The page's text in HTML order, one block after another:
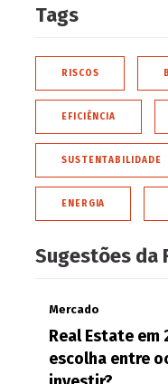
Tags
RISCOS
EFICIÊNCIA
SUSTENTABILIDADE
ENERGIA
Sugestões da
Mercado
Real Estate em
escolha entre